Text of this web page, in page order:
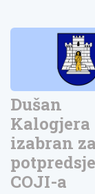
Dušan
Kalogjera
izabran za
COJI-a